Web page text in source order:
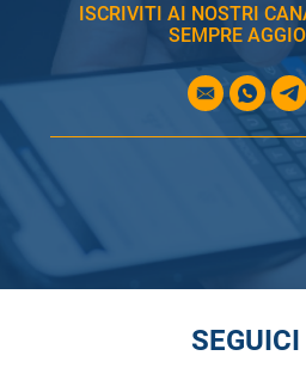
ISCRIVITI AI NOSTRI
SEMPRE